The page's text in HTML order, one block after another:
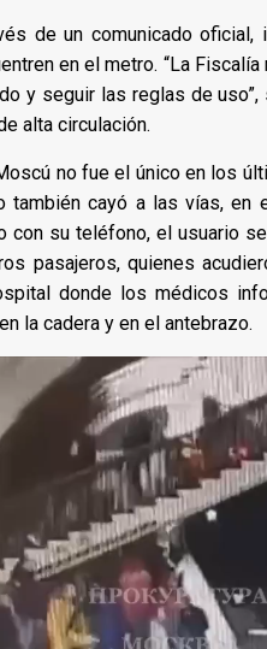
de un comunicado
en el metro. “La
y seguir las reglas de uso”,
alta circulación.
no fue el único en los
también cayó a las vías, en
con su teléfono, el usuario
pasajeros, quienes
donde los médicos
la cadera y en el antebrazo.